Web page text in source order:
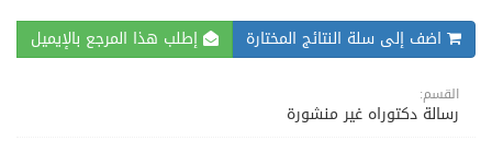
اضف إلى سلة النتائج المختارة إطلب هذا المرجع بالإيميل
القسم:
رسالة دكتوراه غير منشورة